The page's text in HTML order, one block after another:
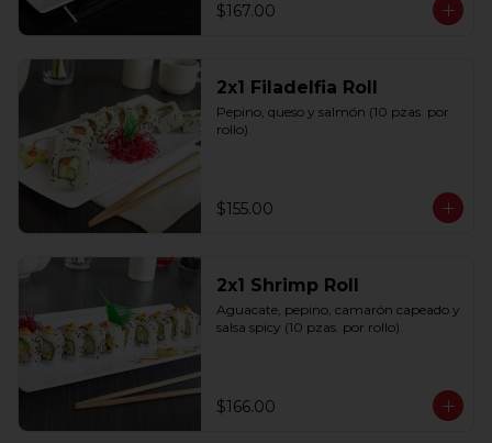
$167.00
2x1 Filadelfia Roll
Pepino, queso y salmón (10 pzas. por
rollo).
$155.00
2x1 Shrimp Roll
Aguacate, pepino, camarón capeado y
salsa spicy (10 pzas. por rollo).
$166.00